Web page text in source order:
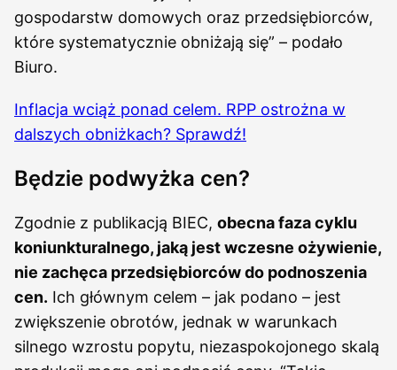
gospodarstw domowych oraz przedsiębiorców,
które systematycznie obniżają się” – podało
Biuro.
Inflacja wciąż ponad celem. RPP ostrożna w
dalszych obniżkach? Sprawdź!
Będzie podwyżka cen?
Zgodnie z publikacją BIEC, obecna faza cyklu
koniunkturalnego, jaką jest wczesne ożywienie,
nie zachęca przedsiębiorców do podnoszenia
cen. Ich głównym celem – jak podano – jest
zwiększenie obrotów, jednak w warunkach
silnego wzrostu popytu, niezaspokojonego skalą